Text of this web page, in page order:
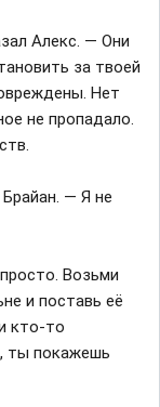
Алекс. — Они
за твоей
Нет
не пропадало.
— Я не
Возьми
и поставь её
кто-то
ты покажешь